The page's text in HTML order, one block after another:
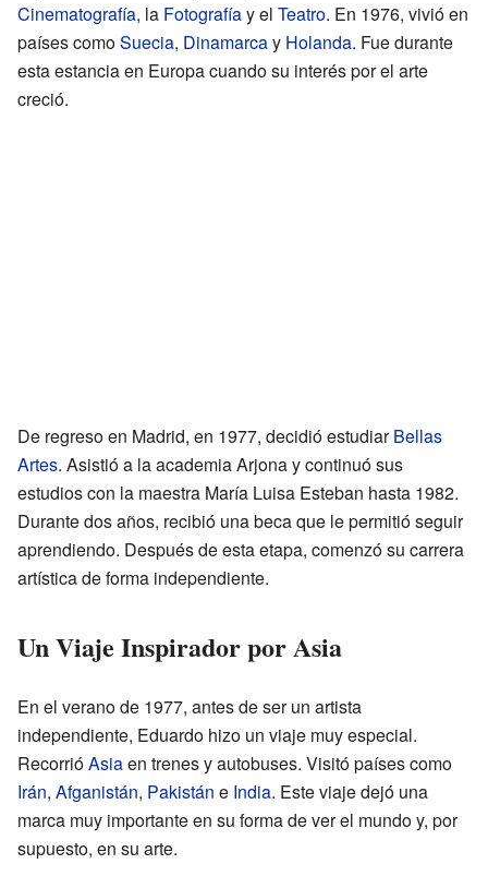
Cinematografía, la Fotografíay el Teatro. En 1976, vivió en
países comoSuecia, Dinamarcay Holanda. Fue durante
esta estancia en Europa cuando su interés por el arte
creció.
De regreso en Madrid, en 1977, decidió estudiarBellas
Artes. Asistió a la academia Arjona y continuó sus
estudios con la maestra María Luisa Esteban hasta 1982.
Durante dos años, recibió una beca que le permitió seguir
aprendiendo. Después de esta etapa, comenzó su carrera
artística de forma independiente.
Un Viaje Inspirador por Asia
En el verano de 1977, antes de ser un artista
independiente, Eduardo hizo un viaje muy especial.
RecorrióAsiaen trenes y autobuses. Visitó países como
Irán, Afganistán, Pakistán e India. Este viaje dejó una
marca muy importante en su forma de ver el mundo y, por
supuesto, en su arte.